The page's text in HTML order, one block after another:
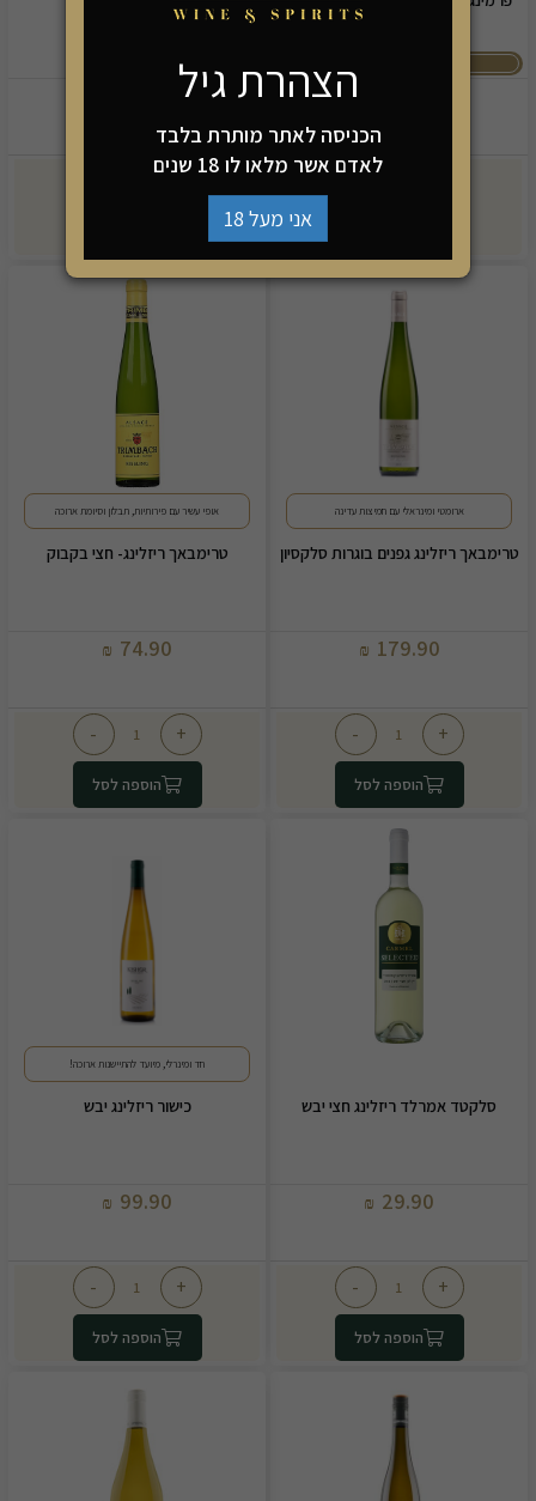
-
+
ארומטי ומינראלי עם חמיצות עדינה
טרימבאך ריזלינג גפנים בוגרות סלקסיון
179.90
₪
+
-
הוספה לסל
אופי עשיר עם פירותיות, תבלון וסיומת ארוכה
טרימבאך ריזלינג- חצי בקבוק
74.90
₪
+
-
הוספה לסל
סלקטד אמרלד ריזלינג חצי יבש
29.90
₪
+
-
הוספה לסל
חד ומינרלי, מיועד להתיישנות ארוכה!
כישור ריזלינג יבש
99.90
₪
+
-
הוספה לסל
הצהרת גיל
הכניסה לאתר מותרת בלבד
לאדם אשר מלאו לו 18 שנים
אני מעל 18